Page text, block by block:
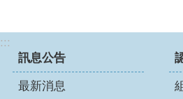
:::
訊息公告
最新消息